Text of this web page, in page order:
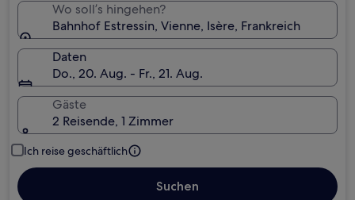
Wo soll’s hingehen?
Bahnhof Estressin, Vienne, Isère, Frankreich
Daten
Do., 20. Aug. - Fr., 21. Aug.
Gäste
2 Reisende, 1 Zimmer
Ich reise geschäftlich
Suchen